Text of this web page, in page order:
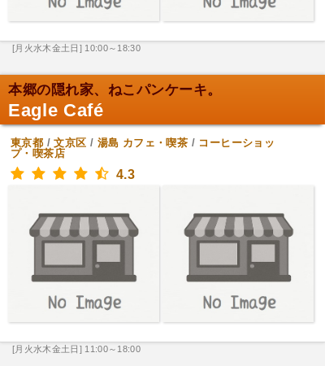
[月火水木金土日] 10:00～18:30
本郷の隠れ家、ねこパンケーキ。
Eagle Café
東京都 /文京区 / 湯島 カフェ・喫茶 / コーヒーショッ
プ・喫茶店
4.3
[月火水木金土日] 11:00～18:00